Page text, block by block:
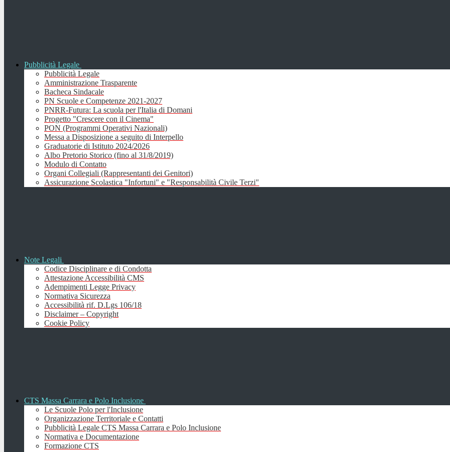
Pubblicità Legale
Pubblicità Legale
Amministrazione Trasparente
Bacheca Sindacale
PN Scuole e Competenze 2021-2027
PNRR-Futura: La scuola per l'Italia di Domani
Progetto "Crescere con il Cinema"
PON (Programmi Operativi Nazionali)
Messa a Disposizione a seguito di Interpello
Graduatorie di Istituto 2024/2026
Albo Pretorio Storico (fino al 31/8/2019)
Modulo di Contatto
Organi Collegiali (Rappresentanti dei Genitori)
Assicurazione Scolastica "Infortuni" e "Responsabilità Civile Terzi"
Note Legali
Codice Disciplinare e di Condotta
Attestazione Accessibilità CMS
Adempimenti Legge Privacy
Normativa Sicurezza
Accessibilità rif. D.Lgs 106/18
Disclaimer – Copyright
Cookie Policy
CTS Massa Carrara e Polo Inclusione
Le Scuole Polo per l'Inclusione
Organizzazione Territoriale e Contatti
Pubblicità Legale CTS Massa Carrara e Polo Inclusione
Normativa e Documentazione
Formazione CTS